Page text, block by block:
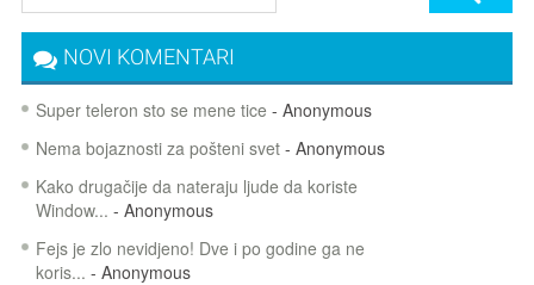
NOVI KOMENTARI
Super teleron sto se mene tice - Anonymous
Nema bojaznosti za pošteni svet- Anonymous
Kako drugačije da nateraju ljude da koriste
Window... - Anonymous
Fejs je zlo nevidjeno! Dve i po godine ga ne
koris... - Anonymous